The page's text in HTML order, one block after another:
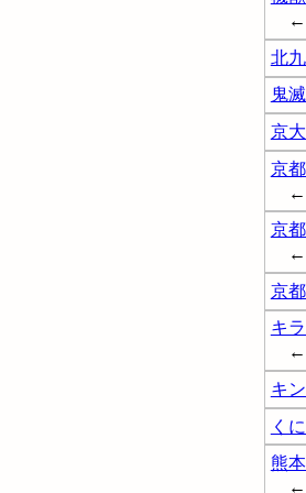
←
北
鬼
京
京
←
京
←
京
キ
←
キ
く
熊
←